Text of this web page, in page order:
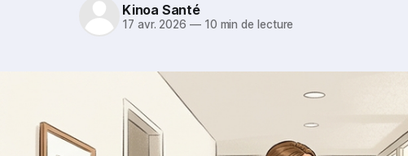
Kinoa Santé
17 avr. 2026 —10 min de lecture